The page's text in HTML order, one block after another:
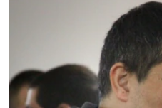
Русский